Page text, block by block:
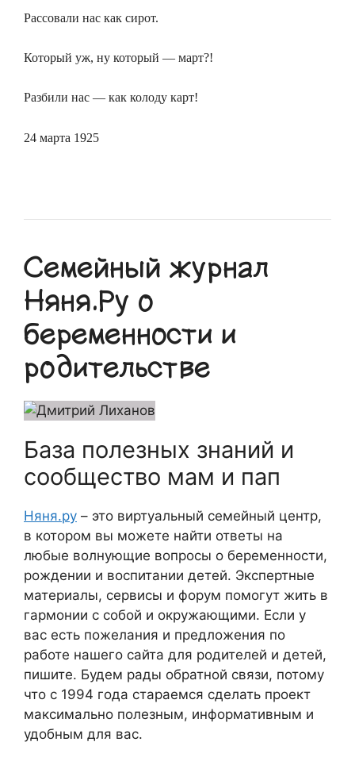
Рассовали нас как сирот.
Который уж, ну который — март?!
Разбили нас — как колоду карт!
24 марта 1925
Семейный журнал
Няня.Ру о
беременности и
родительстве
База полезных знаний и
сообщество мам и пап
Няня.ру – это виртуальный семейный центр,
в котором вы можете найти ответы на
любые волнующие вопросы о беременности,
рождении и воспитании детей. Экспертные
материалы, сервисы и форум помогут жить в
гармонии с собой и окружающими. Если у
вас есть пожелания и предложения по
работе нашего сайта для родителей и детей,
пишите. Будем рады обратной связи, потому
что c 1994 года стараемся сделать проект
максимально полезным, информативным и
удобным для вас.